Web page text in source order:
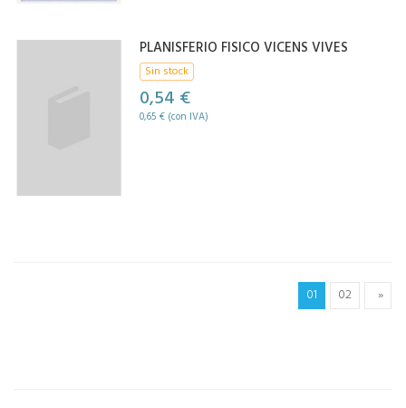
PLANISFERIO FISICO VICENS VIVES
Sin stock
0,54 €
0,65 € (con IVA)
01 02 »